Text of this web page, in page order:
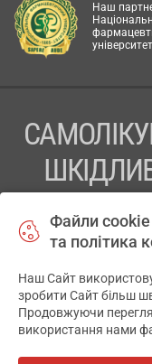
Наш
університет
ПЕРЕД
ТОВ «АПТЕКА
Файли cookie
та політика
Наш Сайт
зробити Сайт більш
Продовжуючи
використання нами